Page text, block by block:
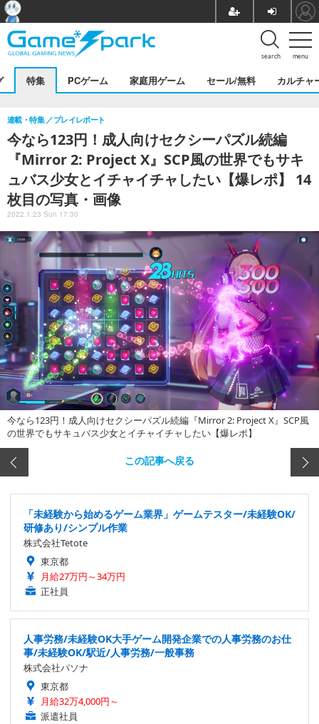
menu
search
特集 PCゲーム 家庭用ゲーム セール/無料 カルチャ
今なら123円！成人向けセクシーパズル続編
『Mirror 2: Project X』SCP風の世界でもサキ
ュバス少女とイチャイチャしたい【爆レポ】 14
枚目の写真・画像
連載・特集 プレイレポート
2022.1.23 Sun 17:30
今なら123円！成人向けセクシーパズル続編『Mirror 2: Project X』SCP風
の世界でもサキュバス少女とイチャイチャしたい【爆レポ】
この記事へ戻る
「未経験から始めるゲーム業界」ゲームテスター/未経験OK/
研修あり/シンプル作業
株式会社Tetote
東京都
月給27万円～34万円
正社員
人事労務/未経験OK大手ゲーム開発企業での人事労務のお仕
事/未経験OK/駅近/人事労務/一般事務
株式会社パソナ
東京都
月給32万4,000円～
派遣社員